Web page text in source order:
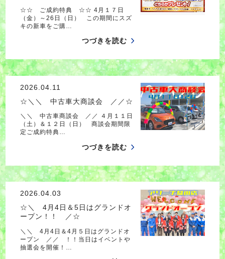
☆☆ ご成約特典 ☆☆ 4月１７日
（金）～26日（日） この期間にスズ
キの新車をご購…
つづきを読む
2026.04.11
☆＼＼ 中古車大商談会 ／／☆
＼＼ 中古車商談会 ／／ ４月１１日
（土）＆１２日（日） 商談会期間限
定ご成約特典…
つづきを読む
2026.04.03
☆＼ 4月4日＆5日はグランドオ
ープン！！ ／☆
＼＼ 4月4日＆4月５日はグランドオ
ープン ／／ ！！当日はイベントや
抽選会を開催！…